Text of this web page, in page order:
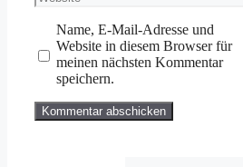
Name, E-Mail-Adresse und
Website in diesem Browser für
meinen nächsten Kommentar
speichern.